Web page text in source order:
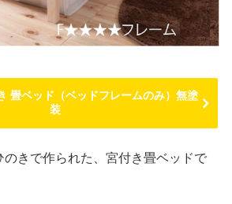
畳ベッド（ベッドフレームのみ）無塗
装
のきで作られた、宮付き畳ベッドで